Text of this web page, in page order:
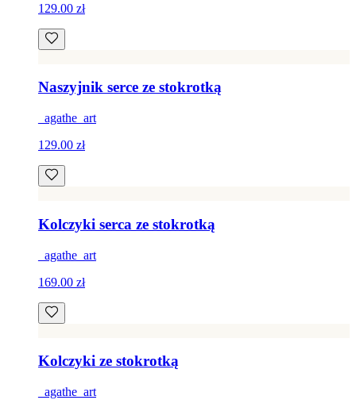
129.00 zł
Naszyjnik serce ze stokrotką
_agathe_art
129.00 zł
Kolczyki serca ze stokrotką
_agathe_art
169.00 zł
Kolczyki ze stokrotką
_agathe_art